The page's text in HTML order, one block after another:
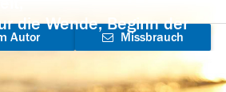
die Wende, Beginn der
Autor
Missbrauch